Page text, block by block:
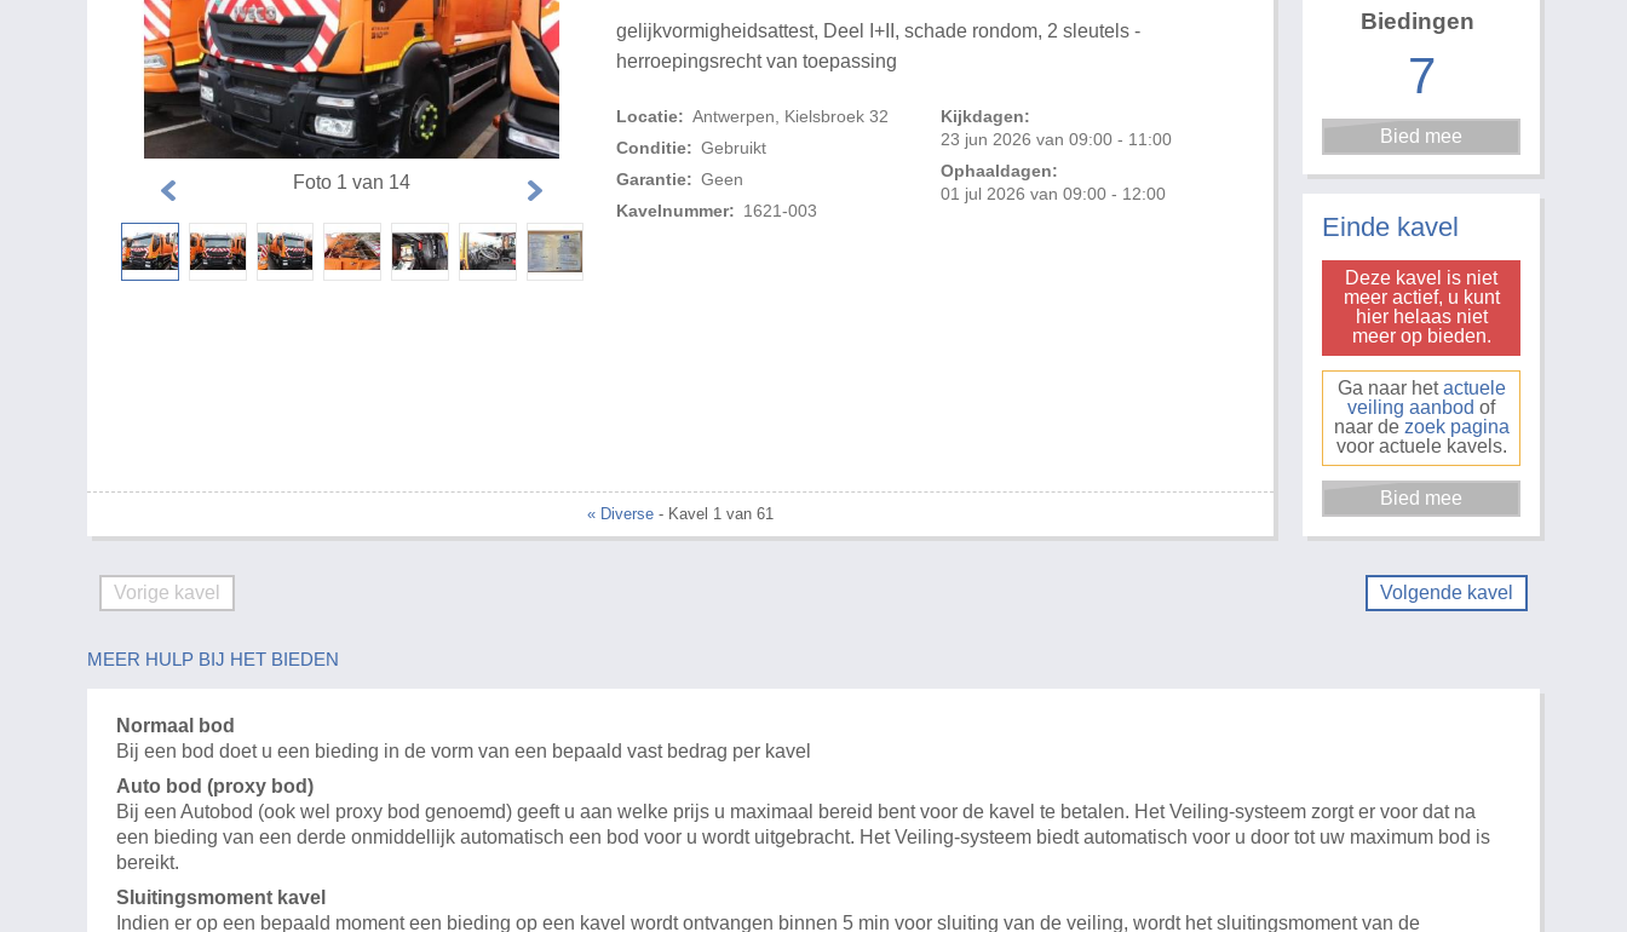
gelijkvormigheidsattest, Deel I+II, schade rondom, 2 sleutels -
herroepingsrecht van toepassing
Locatie: Antwerpen, Kielsbroek 32
Conditie: Gebruikt
Garantie: Geen
Kavelnummer: 1621-003
Kijkdagen:
23 jun 2026 van 09:00 - 11:00
Ophaaldagen:
01 jul 2026 van 09:00 - 12:00
Foto 1 van 14
« Diverse - Kavel 1 van 61
Biedingen
7
Einde kavel
Deze kavel is niet
meer actief, u kunt
hier helaas niet
meer op bieden.
Ga naar hetactuele
veiling aanbod of
naar de zoek pagina
voor actuele kavels.
Vorige kavel Volgende kavel
MEER HULP BIJ HET BIEDEN
Normaal bod
Bij een bod doet u een bieding in de vorm van een bepaald vast bedrag per kavel
Auto bod (proxy bod)
Bij een Autobod (ook wel proxy bod genoemd) geeft u aan welke prijs u maximaal bereid bent voor de kavel te betalen. Het Veiling-systeem zorgt er voor dat na
een bieding van een derde onmiddellijk automatisch een bod voor u wordt uitgebracht. Het Veiling-systeem biedt automatisch voor u door tot uw maximum bod is
bereikt.
Sluitingsmoment kavel
Indien er op een bepaald moment een bieding op een kavel wordt ontvangen binnen 5 min voor sluiting van de veiling, wordt het sluitingsmoment van de